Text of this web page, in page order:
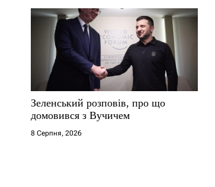
Зеленський розповів, про що
домовився з Вучичем
8 Серпня, 2026